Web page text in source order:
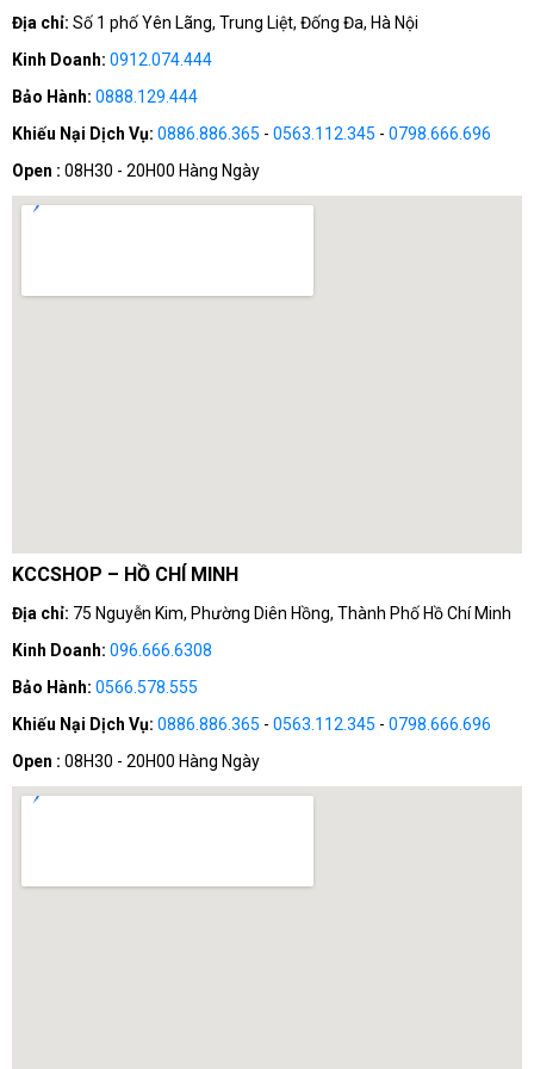
Địa chỉ: Số 1 phố Yên Lãng, Trung Liệt, Đống Đa, Hà Nội
Kinh Doanh: 0912.074.444
Bảo Hành: 0888.129.444
Khiếu Nại Dịch Vụ: 0886.886.365 - 0563.112.345 - 0798.666.696
Open : 08H30 - 20H00 Hàng Ngày
KCCSHOP – HỒ CHÍ MINH
Địa chỉ: 75 Nguyễn Kim, Phường Diên Hồng, Thành Phố Hồ Chí Minh
Kinh Doanh: 096.666.6308
Bảo Hành: 0566.578.555
Khiếu Nại Dịch Vụ: 0886.886.365 - 0563.112.345 - 0798.666.696
Open : 08H30 - 20H00 Hàng Ngày